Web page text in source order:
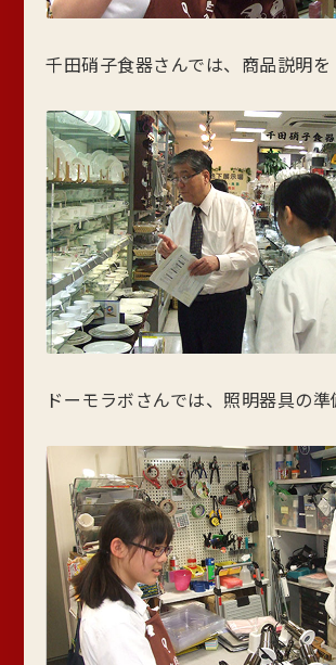
千田硝子食器さんでは、商品説明を
ドーモラボさんでは、照明器具の準